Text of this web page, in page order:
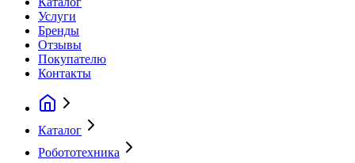
Услуги
Бренды
Отзывы
Покупателю
Контакты
Каталог
Робототехника